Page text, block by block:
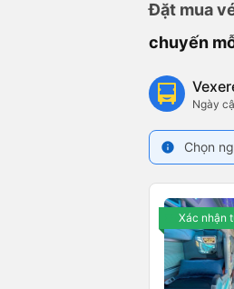
Đặt mua
chuyến
Ngày
info Chọn
Xác nhận